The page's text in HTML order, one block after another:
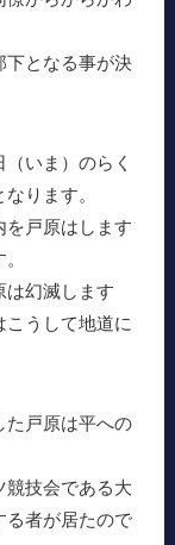
下となる事が決
いま）のらく
ります。
を戸原はします
は幻滅します
うして地道に
た戸原は平への
競技会である大
る者が居たので